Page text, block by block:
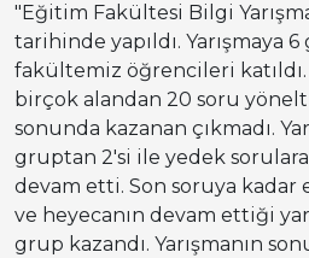
"Eğitim Fakültesi Bilgi
tarihinde yapıldı. Yarışmaya
fakültemiz öğrencileri katıldı.
birçok alandan 20 soru
sonunda kazanan çıkmadı.
gruptan 2'si ile yedek
devam etti. Son soruya kadar
ve heyecanın devam ettiği
grup kazandı. Yarışmanın